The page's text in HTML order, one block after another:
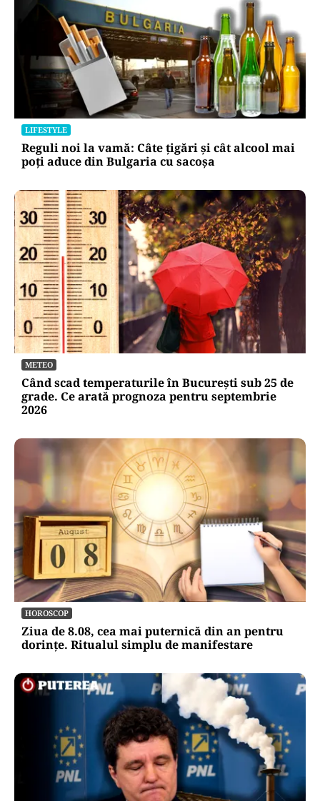
LIFESTYLE
Reguli noi la vamă: Câte țigări și cât alcool mai
poți aduce din Bulgaria cu sacoșa
METEO
Când scad temperaturile în București sub 25 de
grade. Ce arată prognoza pentru septembrie
2026
HOROSCOP
Ziua de 8.08, cea mai puternică din an pentru
dorințe. Ritualul simplu de manifestare